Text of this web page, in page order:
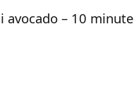
avocado – 10 minute